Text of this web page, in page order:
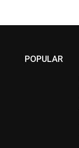
POPULAR